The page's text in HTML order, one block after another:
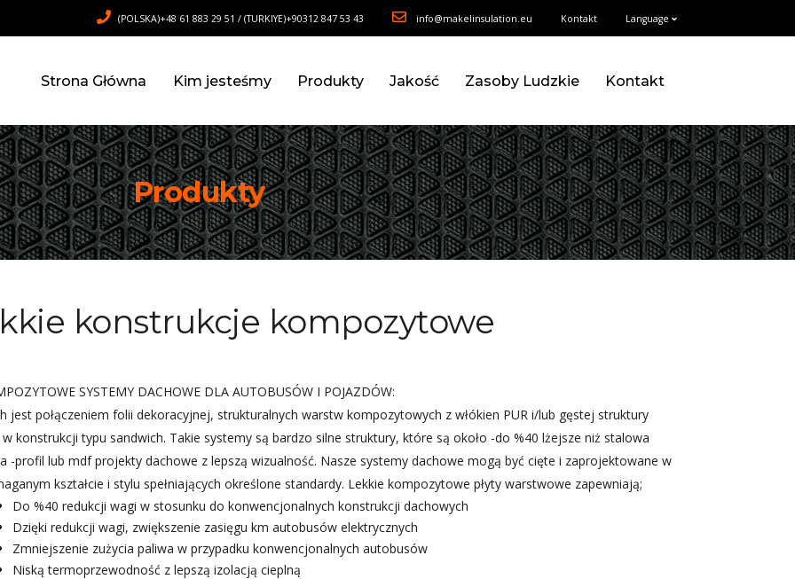
(POLSKA)+48 61 883 29 51 / (TURKIYE)+90312 847 53 43 info@makelinsulation.eu Kontakt Language
Strona Główna Kim jesteśmy Produkty Jakość Zasoby Ludzkie Kontakt
Produkty
konstrukcje kompozytowe
SYSTEMY DACHOWE DLA AUTOBUSÓW I POJAZDÓW:
jest połączeniem folii dekoracyjnej, strukturalnych warstw kompozytowych z włókien PUR i/lub gęstej struktury
w konstrukcji typu sandwich. Takie systemy są bardzo silne struktury, które są około -do %40 lżejsze niż stalowa
-profil lub mdf projekty dachowe z lepszą wizualność. Nasze systemy dachowe mogą być cięte i zaprojektowane w
kształcie i stylu spełniających określone standardy. Lekkie kompozytowe płyty warstwowe zapewniają;
Do %40 redukcji wagi w stosunku do konwencjonalnych konstrukcji dachowych
Dzięki redukcji wagi, zwiększenie zasięgu km autobusów elektrycznych
Zmniejszenie zużycia paliwa w przypadku konwencjonalnych autobusów
Niską termoprzewodność z lepszą izolacją cieplną